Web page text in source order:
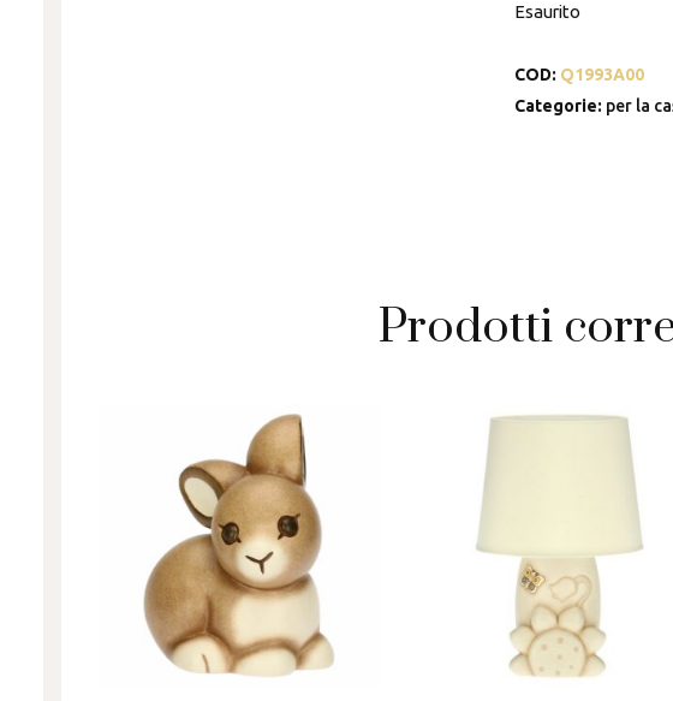
Esaurito
COD: Q1993A00
Categorie: per la
Prodotti